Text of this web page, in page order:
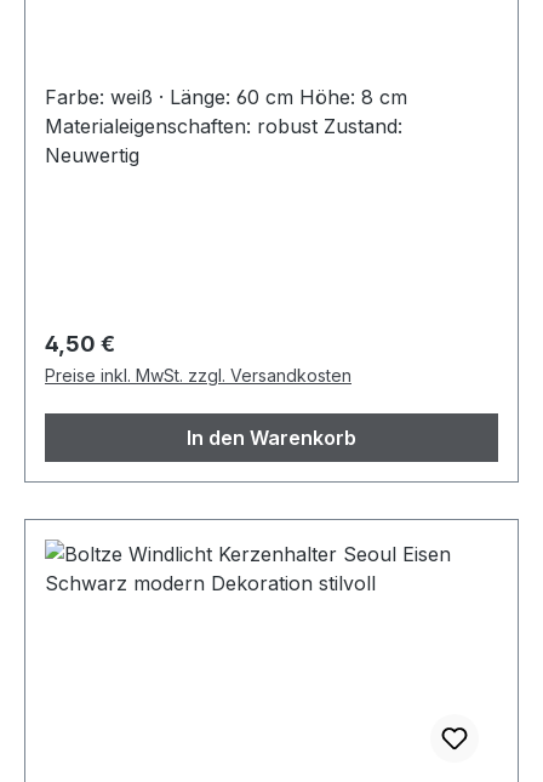
Farbe: weiß · Länge: 60 cm Höhe: 8 cm
Materialeigenschaften: robust Zustand:
Neuwertig
Regulärer Preis:
4,50 €
Preise inkl. MwSt. zzgl. Versandkosten
In den Warenkorb